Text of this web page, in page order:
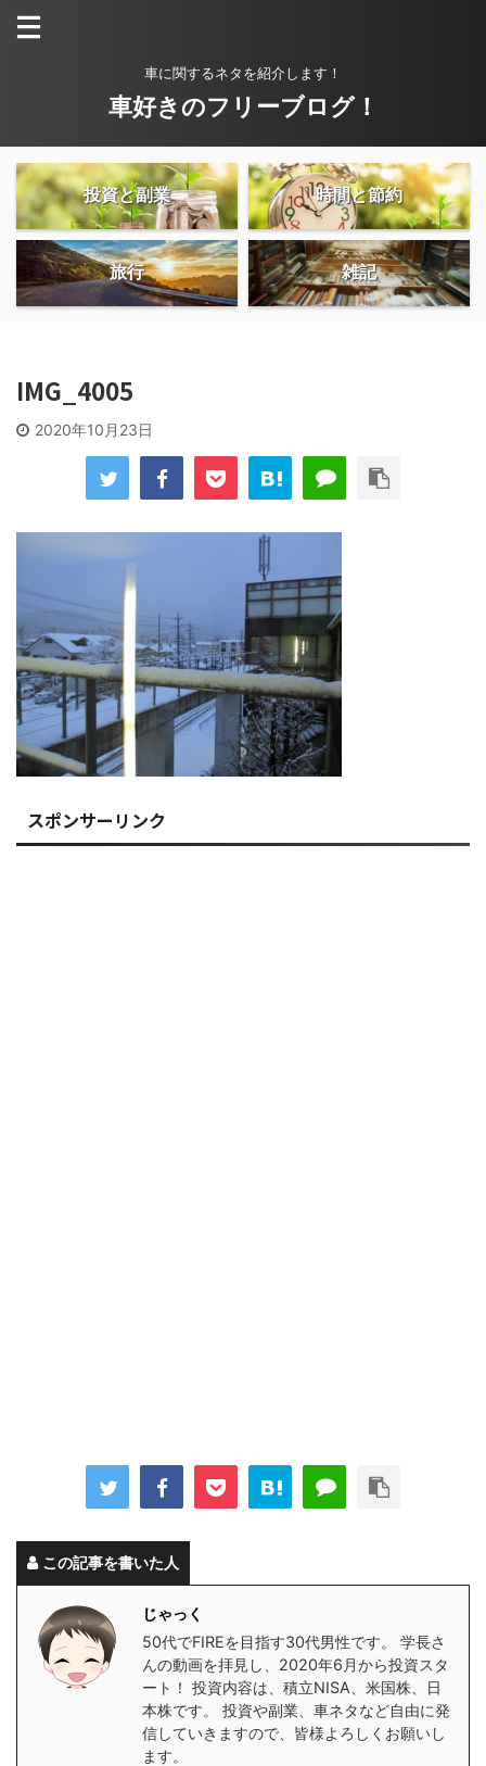
車に関するネタを紹介します！
車好きのフリーブログ！
投資と副業 時間と節約
旅行 雑記
IMG_4005
2020年10月23日
スポンサーリンク
この記事を書いた人
じゃっく
50代でFIREを目指す30代男性です。 学長さ
んの動画を拝見し、2020年6月から投資スタ
ート！ 投資内容は、積立NISA、米国株、日
本株です。 投資や副業、車ネタなど自由に発
信していきますので、皆様よろしくお願いし
ます。